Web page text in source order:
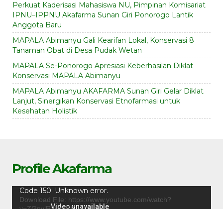
Perkuat Kaderisasi Mahasiswa NU, Pimpinan Komisariat
IPNU–IPPNU Akafarma Sunan Giri Ponorogo Lantik
Anggota Baru
MAPALA Abimanyu Gali Kearifan Lokal, Konservasi 8
Tanaman Obat di Desa Pudak Wetan
MAPALA Se-Ponorogo Apresiasi Keberhasilan Diklat
Konservasi MAPALA Abimanyu
MAPALA Abimanyu AKAFARMA Sunan Giri Gelar Diklat
Lanjut, Sinergikan Konservasi Etnofarmasi untuk
Kesehatan Holistik
Profile Akafarma
Video
Player
Code 150: Unknown error.
Download File: https://www.youtube.com/watch?